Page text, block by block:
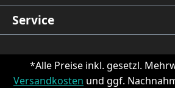
Service
*Alle Preise inkl. gesetzl.
Versandkosten und ggf.